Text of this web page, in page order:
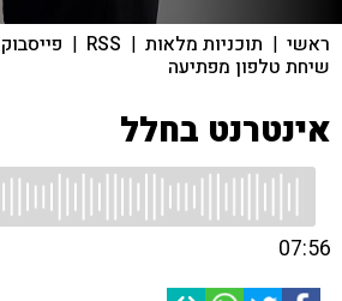
ראשי | תוכניות מלאות |
RSS
| פייסבוק
שיחת טלפון מפתיעה
אינטרנט בחלל
07:56